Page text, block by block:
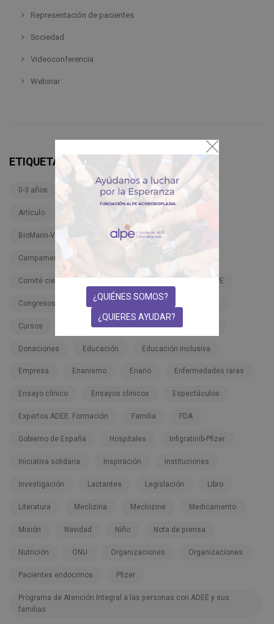
Representación de pacientes
Sociedad
Videoconferencia
Webinar
ETIQUETAS
0-3 años 6-12 años Adultos
Artículo
BioMarin-Vosoritide-Voxzogo BMN 111-206
Campamento ALPE Carnaval
Comité científico Comunicación Congreso ALPE
Congresos ALPE Congresos médicos
Cursos Deporte Dignidad Discapacidad
Donaciones Educación Educación inclusiva
Empresa Enanismo Enano Enfermedades raras
Ensayo clínico Ensayos clínicos Espectáculos
Expertos ADEE. Formación Familia FDA
Gobierno de España Hospitales Infigratinib-Pfizer
Iniciativa solidaria Inspiración Instituciones
Investigación Lactantes Legislación Libro
Literatura Meclizina Meclozine Medicamento
Misión Navidad Niño Nota de prensa
Nutrición ONU Organizaciones Organizaciones
Pacientes endocrinos Pfizer
Programa de Atención Integral a las personas con ADEE y sus
familias
¿QUIÉNES SOMOS?
¿QUIERES AYUDAR?